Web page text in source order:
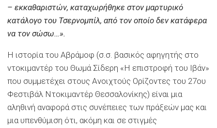
– εκκαθαριστών, καταχωρήθηκε στον μαρτυρικό
κατάλογο του Τσερνομπίλ, από τον οποίο δεν κατάφερα
να τον σώσω…».
Η ιστορία του Αβράμοφ (σ.σ. βασικός αφηγητής στο
ντοκιμαντέρ του Θωμά Σίδερη «Η επιστροφή του Ιβάν»
που συμμετέχει στους Ανοιχτούς Ορίζοντες του 27ου
Φεστιβάλ Ντοκιμαντέρ Θεσσαλονίκης) είναι μια
αληθινή αναφορά στις συνέπειες των πράξεών μας και
μια υπενθύμιση ότι, ακόμη και σε στιγμές